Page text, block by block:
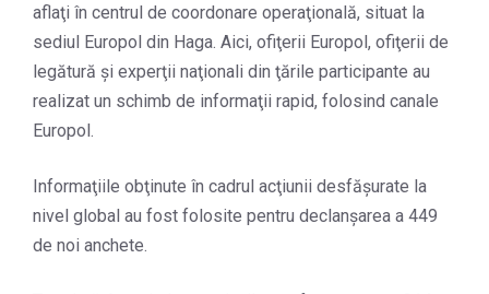
aflaţi în centrul de coordonare operaţională, situat la
sediul Europol din Haga. Aici, ofiţerii Europol, ofiţerii de
legătură şi experţii naţionali din ţările participante au
realizat un schimb de informaţii rapid, folosind canale
Europol.
Informaţiile obţinute în cadrul acţiunii desfăşurate la
nivel global au fost folosite pentru declanşarea a 449
de noi anchete.